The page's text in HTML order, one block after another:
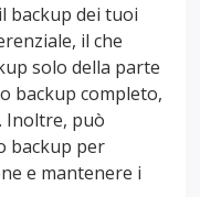
backup dei tuoi
il che
solo della parte
backup completo,
Inoltre, può
backup per
e mantenere i